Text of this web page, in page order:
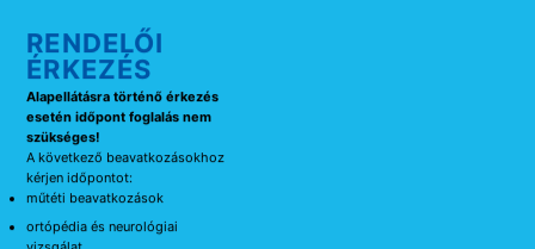
RENDELŐI
ÉRKEZÉS
Alapellátásra történő érkezés
esetén időpont foglalás nem
szükséges!
A következő beavatkozásokhoz
kérjen időpontot:
műtéti beavatkozások
ortópédia és neurológiai